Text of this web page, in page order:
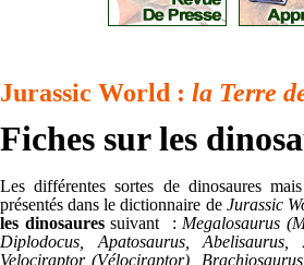
Jurassic World : la Terre
Fiches sur les
Les différentes sortes de dinosaures
présentés dans le dictionnaire de Jurassic
les dinosauressuivant : Megalosaurus
Diplodocus, Apatosaurus, Abelisaurus,
Velociraptor (Vélociraptor),